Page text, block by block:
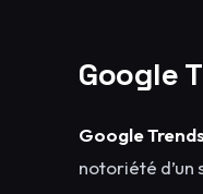
Google
Google Trends
notoriété d’un